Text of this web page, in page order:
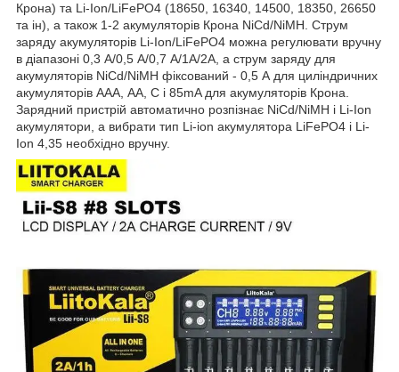
Крона) та Li-Ion/LiFePO4 (18650, 16340, 14500, 18350, 26650
та ін), а також 1-2 акумуляторів Крона NiCd/NiMH. Струм
заряду акумуляторів Li-Ion/LiFePO4 можна регулювати вручну
в діапазоні 0,3 А/0,5 А/0,7 А/1А/2А, а струм заряду для
акумуляторів NiCd/NiMH фіксований - 0,5 А для циліндричних
акумуляторів ААА, АА, C і 85mA для акумуляторів Крона.
Зарядний пристрій автоматично розпізнає NiCd/NiMH і Li-Ion
акумулятори, а вибрати тип Li-ion акумулятора LiFePO4 і Li-
Ion 4,35 необхідно вручну.